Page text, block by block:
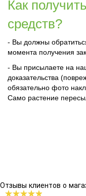
Как
средств?
- Вы должны
момента получения
- Вы присылаете на
доказательства
обязательно фото
Само растение
Отзывы клиентов о